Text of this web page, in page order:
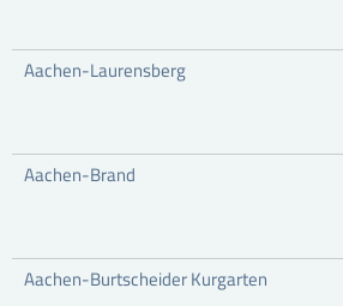
Aachen-Laurensberg
Aachen-Brand
Aachen-Burtscheider Kurgarten